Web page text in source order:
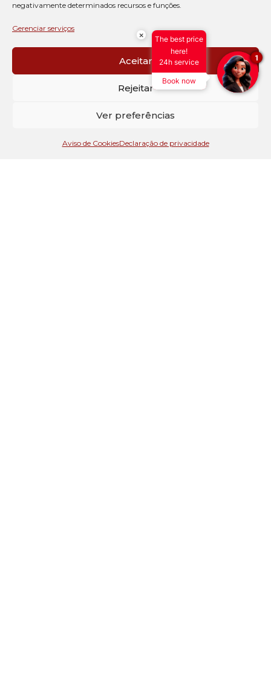
negativamente determinados recursos e funções.
Gerenciar serviços
Aceitar
Rejeitar
Ver preferências
Aviso de CookiesDeclaração de privacidade
×
The best price
here!
24h service
Book now
1